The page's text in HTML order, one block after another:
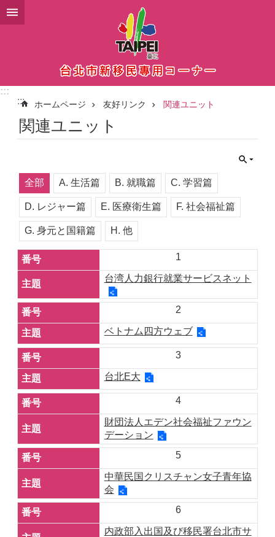
メインコンテンツブロックにスキップ
:::
:::
ホームページ 友好リンク 関連ユニット
関連ユニット
全部 A. 生活篇 B. 就職篇 C. 学習篇
D. レジャー篇 E. 医療衛生篇 F. 社会福祉篇
G. 身元と国籍篇 H. 他
1
台湾人力銀行就業サービスネット
2
ベトナム四方ウェブ
3
台北E大
4
財団法人エデン社会福祉ファウン
デーション
5
中華民国クリスチャン女子青年協
会
6
内政部入出国及び移民署台北市サ